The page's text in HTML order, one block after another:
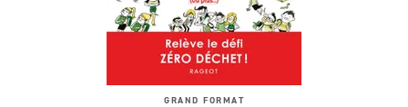
GRAND FORMAT